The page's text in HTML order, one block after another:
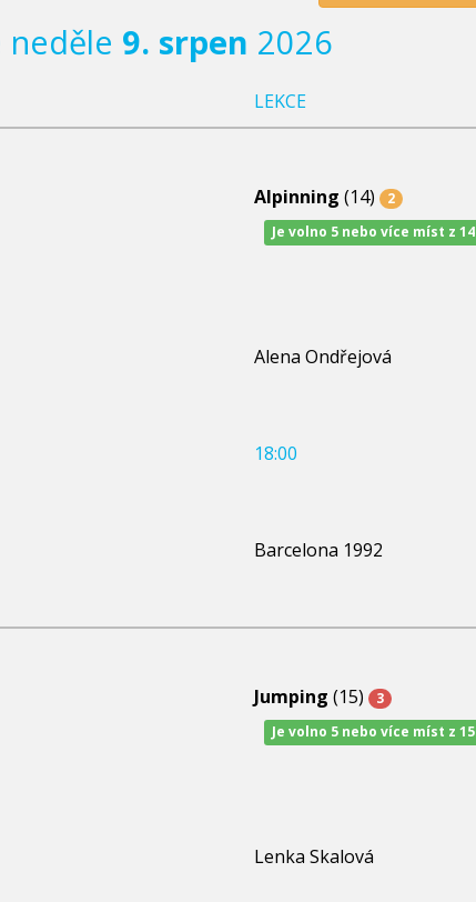
9. srpen 2026
LEKCE
Alpinning (14)
2
Je volno 5 nebo více míst z 14
Alena Ondřejová
18:00
Barcelona 1992
Jumping (15)
3
Je volno 5 nebo více míst z 15
Lenka Skalová